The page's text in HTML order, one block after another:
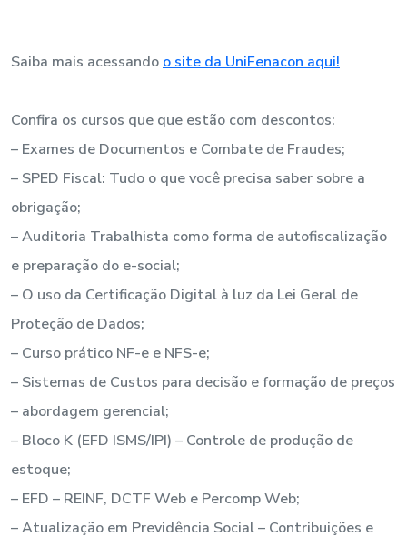
Saiba mais acessando o site da UniFenacon aqui!
Confira os cursos que que estão com descontos:
– Exames de Documentos e Combate de Fraudes;
– SPED Fiscal: Tudo o que você precisa saber sobre a
obrigação;
– Auditoria Trabalhista como forma de autofiscalização
e preparação do e-social;
– O uso da Certificação Digital à luz da Lei Geral de
Proteção de Dados;
– Curso prático NF-e e NFS-e;
– Sistemas de Custos para decisão e formação de preços
– abordagem gerencial;
– Bloco K (EFD ISMS/IPI) – Controle de produção de
estoque;
– EFD – REINF, DCTF Web e Percomp Web;
– Atualização em Previdência Social – Contribuições e